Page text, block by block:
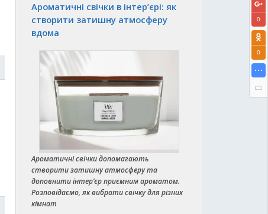
Ароматичні свічки в інтер’єрі: як
створити затишну атмосферу
вдома
Ароматичні свічки допомагають
створити затишну атмосферу та
доповнити інтер’єр приємним ароматом.
Розповідаємо, як вибрати свічку для різних
кімнат
0
0